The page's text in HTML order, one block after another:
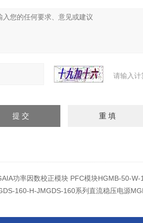
请输入计
功率因数校正模块 PFC模块HGMB-50-W-
160-H-JMGDS-160系列直流稳压电源